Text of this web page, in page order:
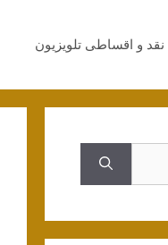
نقد و اقساطی تلویزیون